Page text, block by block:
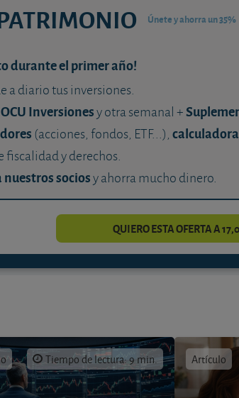
Únete y ahorra un 35%
durante el primer año!
a diario tus inversiones.
Inversionesy otra semanal +
(acciones, fondos, ETF...),
fiscalidad y derechos.
sociosy ahorra mucho dinero.
QUIERO ESTA OFERTA A
Tiempo de lectura: 9 min. Artículo